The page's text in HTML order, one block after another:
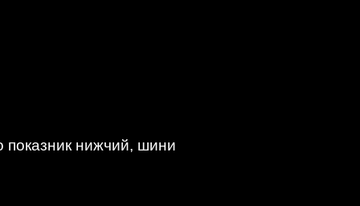
показник нижчий, шини